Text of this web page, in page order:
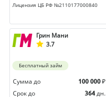
Лицензия ЦБ РФ №2110177000840
Грин Мани
3.7
Бесплатный займ
Сумма до 100 000 ₽
Срок до
364 дн.